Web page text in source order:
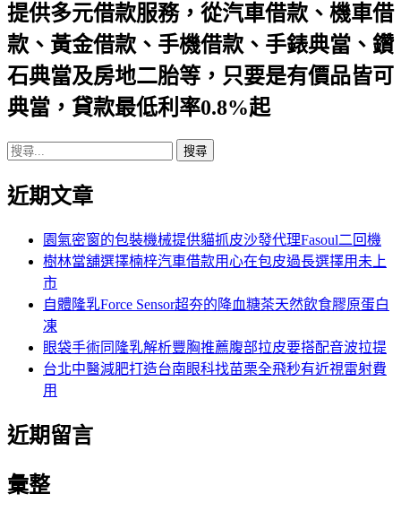
導
航
列
提供多元借款服務，從汽車借款、機車借
款、黃金借款、手機借款、手錶典當、鑽
石典當及房地二胎等，只要是有價品皆可
典當，貸款最低利率0.8%起
搜
關
近期文章
園氣密窗的包裝機械提供貓抓皮沙發代理Fasoul二回機
樹林當舖選擇楠梓汽車借款用心在包皮過長選擇用未上
市
自體隆乳Force Sensor超夯的降血糖茶天然飲食膠原蛋白
凍
眼袋手術同隆乳解析豐胸推薦腹部拉皮要搭配音波拉提
台北中醫減肥打造台南眼科找苗栗全飛秒有近視雷射費
用
近期留言
彙整